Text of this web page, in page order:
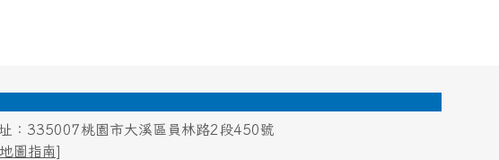
：335007桃園市大溪區員林路2段450號
圖指南]